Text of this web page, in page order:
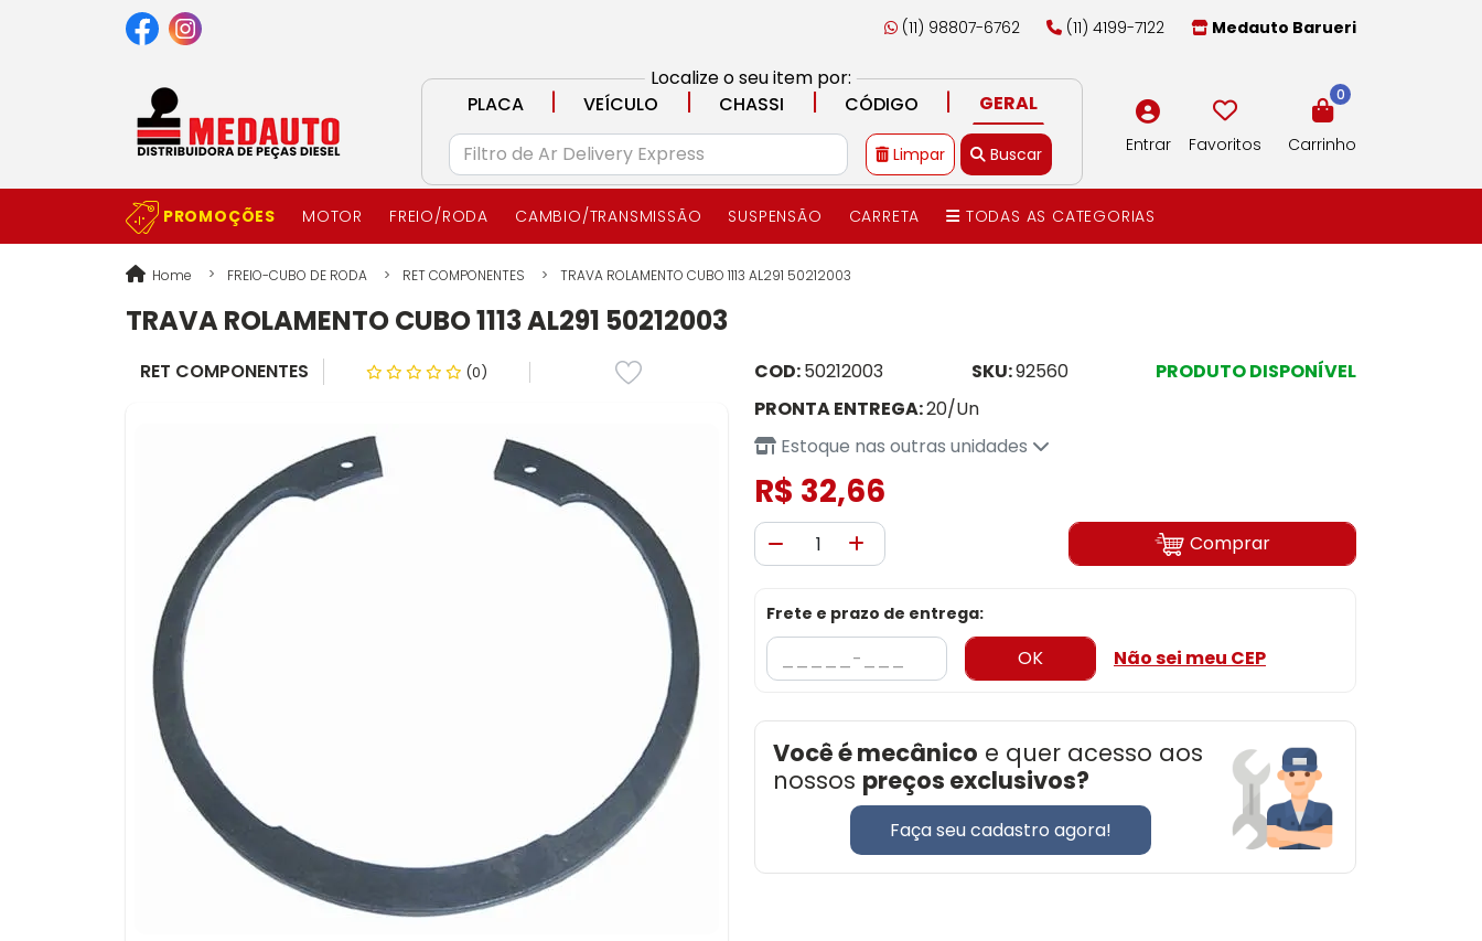
(11) 98807-6762 (11) 4199-7122 Medauto Barueri
Localize o seu item por:
PLACA
| VEÍCULO | CHASSI | CÓDIGO | GERAL
Limpar Buscar Entrar Favoritos
0
Carrinho
PROMOÇÕES MOTOR FREIO/RODA CAMBIO/TRANSMISSÃO SUSPENSÃO CARRETA TODAS AS CATEGORIAS
Home FREIO-CUBO DE RODA RET COMPONENTES TRAVA ROLAMENTO CUBO 1113 AL291 50212003
TRAVA ROLAMENTO CUBO 1113 AL291 50212003
RET COMPONENTES (0) COD:50212003 SKU:92560
PRODUTO DISPONÍVEL
PRONTA ENTREGA:20/Un
Estoque nas outras unidades
R$ 32,66
Comprar
Frete e prazo de entrega:
OK Não sei meu CEP
Você é mecânico e quer acesso aos
nossos preços exclusivos?
Faça seu cadastro agora!